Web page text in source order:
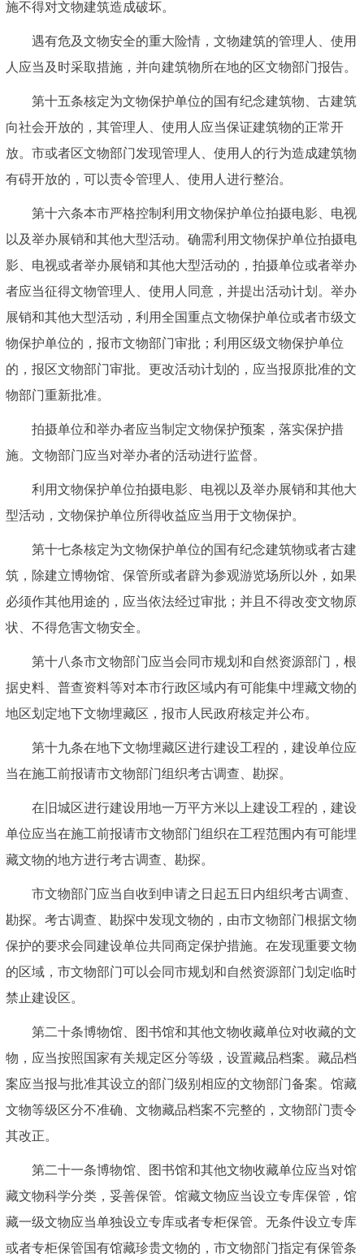
施不得对文物建筑造成破坏。
遇有危及文物安全的重大险情，文物建筑的管理人、使用
人应当及时采取措施，并向建筑物所在地的区文物部门报告。
第十五条核定为文物保护单位的国有纪念建筑物、古建筑
向社会开放的，其管理人、使用人应当保证建筑物的正常开
放。市或者区文物部门发现管理人、使用人的行为造成建筑物
有碍开放的，可以责令管理人、使用人进行整治。
第十六条本市严格控制利用文物保护单位拍摄电影、电视
以及举办展销和其他大型活动。确需利用文物保护单位拍摄电
影、电视或者举办展销和其他大型活动的，拍摄单位或者举办
者应当征得文物管理人、使用人同意，并提出活动计划。举办
展销和其他大型活动，利用全国重点文物保护单位或者市级文
物保护单位的，报市文物部门审批；利用区级文物保护单位
的，报区文物部门审批。更改活动计划的，应当报原批准的文
物部门重新批准。
拍摄单位和举办者应当制定文物保护预案，落实保护措
施。文物部门应当对举办者的活动进行监督。
利用文物保护单位拍摄电影、电视以及举办展销和其他大
型活动，文物保护单位所得收益应当用于文物保护。
第十七条核定为文物保护单位的国有纪念建筑物或者古建
筑，除建立博物馆、保管所或者辟为参观游览场所以外，如果
必须作其他用途的，应当依法经过审批；并且不得改变文物原
状、不得危害文物安全。
第十八条市文物部门应当会同市规划和自然资源部门，根
据史料、普查资料等对本市行政区域内有可能集中埋藏文物的
地区划定地下文物埋藏区，报市人民政府核定并公布。
第十九条在地下文物埋藏区进行建设工程的，建设单位应
当在施工前报请市文物部门组织考古调查、勘探。
在旧城区进行建设用地一万平方米以上建设工程的，建设
单位应当在施工前报请市文物部门组织在工程范围内有可能埋
藏文物的地方进行考古调查、勘探。
市文物部门应当自收到申请之日起五日内组织考古调查、
勘探。考古调查、勘探中发现文物的，由市文物部门根据文物
保护的要求会同建设单位共同商定保护措施。在发现重要文物
的区域，市文物部门可以会同市规划和自然资源部门划定临时
禁止建设区。
第二十条博物馆、图书馆和其他文物收藏单位对收藏的文
物，应当按照国家有关规定区分等级，设置藏品档案。藏品档
案应当报与批准其设立的部门级别相应的文物部门备案。馆藏
文物等级区分不准确、文物藏品档案不完整的，文物部门责令
其改正。
第二十一条博物馆、图书馆和其他文物收藏单位应当对馆
藏文物科学分类，妥善保管。馆藏文物应当设立专库保管，馆
藏一级文物应当单独设立专库或者专柜保管。无条件设立专库
或者专柜保管国有馆藏珍贵文物的，市文物部门指定有保管条